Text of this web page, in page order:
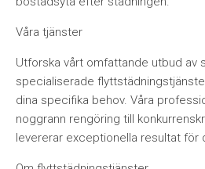
Våra tjänster
Utforska vårt omfattande utbud av
specialiserade
dina specifika behov. Våra
noggrann rengöring till
levererar exceptionella resultat för